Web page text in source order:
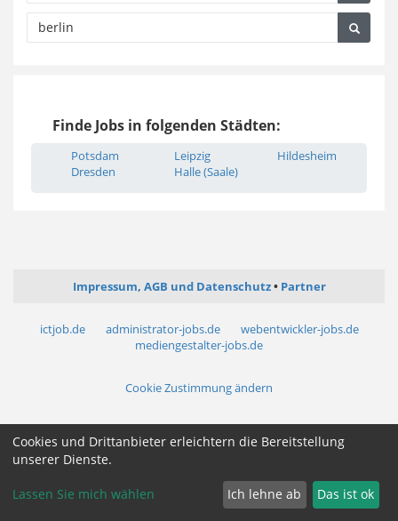
Finde Jobs in folgenden Städten:
Potsdam
Dresden
Leipzig
Halle (Saale)
Hildesheim
Impressum, AGB und Datenschutz Partner
ictjob.de administrator-jobs.de
webentwickler-jobs.de
mediengestalter-jobs.de
Cookie Zustimmung ändern
Cookies und Drittanbieter erleichtern die Bereitstellung
unserer Dienste.
Lassen Sie mich wählen Ich lehne ab Das ist ok